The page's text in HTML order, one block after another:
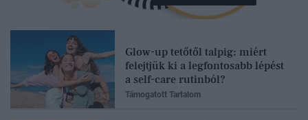
Glow-up tetőtől talpig: miért
felejtjük ki a legfontosabb lépést
a self-care rutinból?
Támogatott Tartalom